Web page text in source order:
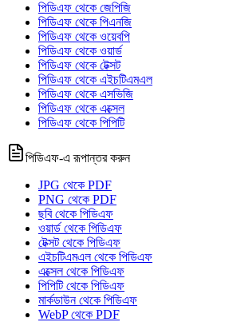
পিডিএফ থেকে জেপিজি
পিডিএফ থেকে পিএনজি
পিডিএফ থেকে ওয়েবপি
পিডিএফ থেকে ওয়ার্ড
পিডিএফ থেকে টেক্সট
পিডিএফ থেকে এইচটিএমএল
পিডিএফ থেকে এসভিজি
পিডিএফ থেকে এক্সেল
পিডিএফ থেকে পিপিটি
পিডিএফ-এ রূপান্তর করুন
JPG থেকে PDF
PNG থেকে PDF
ছবি থেকে পিডিএফ
ওয়ার্ড থেকে পিডিএফ
টেক্সট থেকে পিডিএফ
এইচটিএমএল থেকে পিডিএফ
এক্সেল থেকে পিডিএফ
পিপিটি থেকে পিডিএফ
মার্কডাউন থেকে পিডিএফ
WebP থেকে PDF